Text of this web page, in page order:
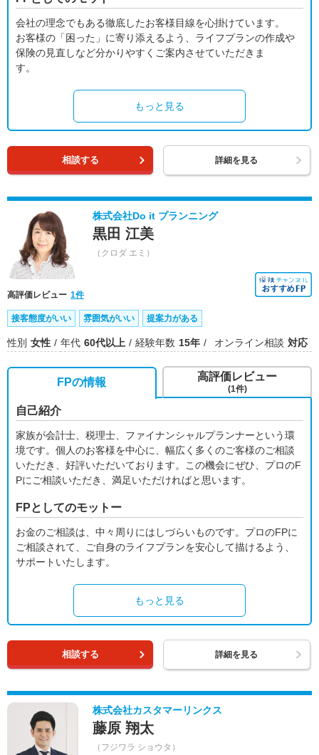
会社の理念でもある徹底したお客様目線を心掛けています。
お客様の「困った」に寄り添えるよう、ライフプランの作成や
保険の見直しなど分かりやすくご案内させていただきま
す。
もっと見る
相談する 詳細を見る
株式会社Do it プランニング
黒田 江美
（クロダ エミ）
高評価レビュー 1件
接客態度がいい 雰囲気がいい 提案力がある
性別 女性 年代 60代以上 経験年数 15年 オンライン相談 対応
FPの情報
自己紹介
家族が会計士、税理士、ファイナンシャルプランナーという環
境です。個人のお客様を中心に、幅広く多くのご客様のご相談
いただき、好評いただいております。この機会にぜひ、プロのF
Pにご相談いただき、満足いただければと思います。
FPとしてのモットー
お金のご相談は、中々周りにはしづらいものです。プロのFPに
ご相談されて、ご自身のライフプランを安心して描けるよう、
サポートいたします。
もっと見る
高評価レビュー
(1件)
相談する 詳細を見る
株式会社カスタマーリンクス
藤原 翔太
（フジワラ ショウタ）